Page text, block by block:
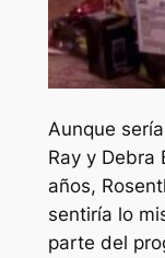
Aunque
Ray y Debra
años,
sentiría lo
parte del